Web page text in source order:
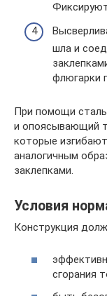
шла и
флюгарки
При помощи
и опоясывающий
которые
аналогичным
заклепками.
Условия
Конструкция
сгорания